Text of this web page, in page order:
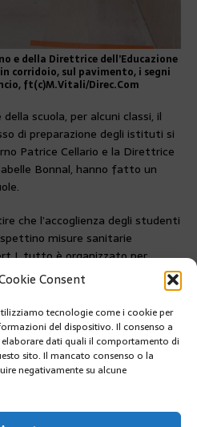
Consent
tecnologie come i cookie per
del dispositivo. Il consenso a
dati quali il comportamento di
sito. Il mancato consenso o la
negativamente su alcune
e della Direttrice dell’Educazione
corridoio, sul pavimento, i segni
ft(c)M.Vitali/Direc.Com
scuola, per alcuni classi, il
di preparazione degli istituti si
Patrice Cellario e la Direttrice
Bonnal, hanno fatto un
che l’accoglienza degli studenti
misure sanitarie
I, tutto è organizzato per
incrociare e mantenere
e mezzo.
SMART WORKING